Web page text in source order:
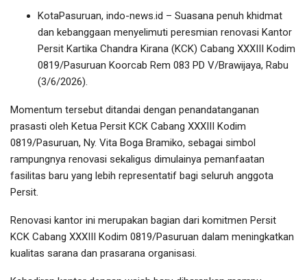
KotaPasuruan, indo-news.id – Suasana penuh khidmat
dan kebanggaan menyelimuti peresmian renovasi Kantor
Persit Kartika Chandra Kirana (KCK) Cabang XXXIII Kodim
0819/Pasuruan Koorcab Rem 083 PD V/Brawijaya, Rabu
(3/6/2026).
Momentum tersebut ditandai dengan penandatanganan
prasasti oleh Ketua Persit KCK Cabang XXXIII Kodim
0819/Pasuruan, Ny. Vita Boga Bramiko, sebagai simbol
rampungnya renovasi sekaligus dimulainya pemanfaatan
fasilitas baru yang lebih representatif bagi seluruh anggota
Persit.
Renovasi kantor ini merupakan bagian dari komitmen Persit
KCK Cabang XXXIII Kodim 0819/Pasuruan dalam meningkatkan
kualitas sarana dan prasarana organisasi.